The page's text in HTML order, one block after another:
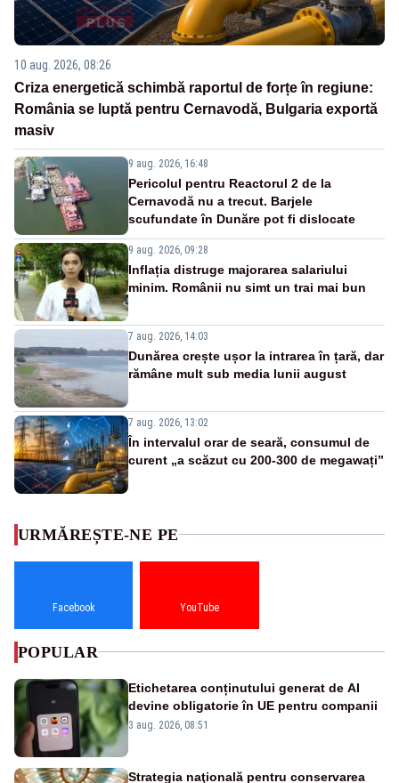
10 aug. 2026, 08:26
Criza energetică schimbă raportul de forțe în regiune:
România se luptă pentru Cernavodă, Bulgaria exportă
masiv
9 aug. 2026, 16:48
Pericolul pentru Reactorul 2 de la
Cernavodă nu a trecut. Barjele
scufundate în Dunăre pot fi dislocate
9 aug. 2026, 09:28
Inflația distruge majorarea salariului
minim. Românii nu simt un trai mai bun
7 aug. 2026, 14:03
Dunărea crește ușor la intrarea în țară, dar
rămâne mult sub media lunii august
7 aug. 2026, 13:02
În intervalul orar de seară, consumul de
curent „a scăzut cu 200-300 de megawați”
URMĂREȘTE-NE PE
Facebook YouTube
POPULAR
Etichetarea conținutului generat de AI
devine obligatorie în UE pentru companii
3 aug. 2026, 08:51
Strategia naţională pentru conservarea